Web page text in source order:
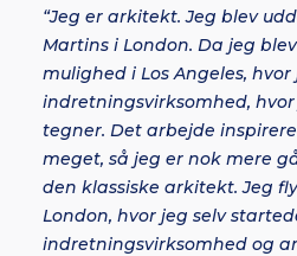
“Jeg er arkitekt. Jeg blev
Martins i London. Da jeg
mulighed i Los Angeles,
indretningsvirksomhed,
tegner. Det arbejde
meget, så jeg er nok mere
den klassiske arkitekt. Jeg
London, hvor jeg selv
indretningsvirksomhed og